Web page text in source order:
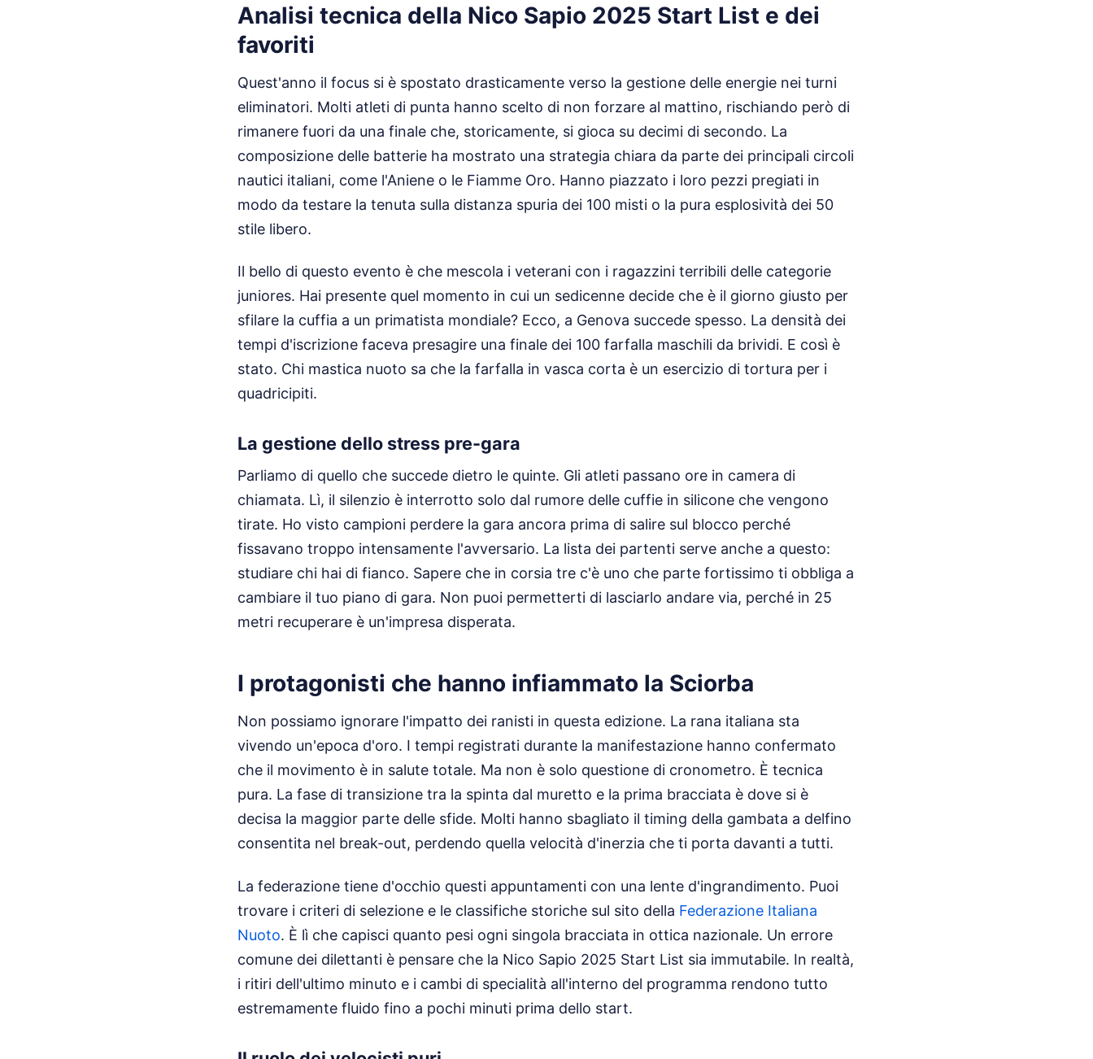
Analisi tecnica della Nico Sapio 2025 Start List e dei
favoriti
Quest'anno il focus si è spostato drasticamente verso la gestione delle energie nei turni
eliminatori. Molti atleti di punta hanno scelto di non forzare al mattino, rischiando però di
rimanere fuori da una finale che, storicamente, si gioca su decimi di secondo. La
composizione delle batterie ha mostrato una strategia chiara da parte dei principali circoli
nautici italiani, come l'Aniene o le Fiamme Oro. Hanno piazzato i loro pezzi pregiati in
modo da testare la tenuta sulla distanza spuria dei 100 misti o la pura esplosività dei 50
stile libero.
Il bello di questo evento è che mescola i veterani con i ragazzini terribili delle categorie
juniores. Hai presente quel momento in cui un sedicenne decide che è il giorno giusto per
sfilare la cuffia a un primatista mondiale? Ecco, a Genova succede spesso. La densità dei
tempi d'iscrizione faceva presagire una finale dei 100 farfalla maschili da brividi. E così è
stato. Chi mastica nuoto sa che la farfalla in vasca corta è un esercizio di tortura per i
quadricipiti.
La gestione dello stress pre-gara
Parliamo di quello che succede dietro le quinte. Gli atleti passano ore in camera di
chiamata. Lì, il silenzio è interrotto solo dal rumore delle cuffie in silicone che vengono
tirate. Ho visto campioni perdere la gara ancora prima di salire sul blocco perché
fissavano troppo intensamente l'avversario. La lista dei partenti serve anche a questo:
studiare chi hai di fianco. Sapere che in corsia tre c'è uno che parte fortissimo ti obbliga a
cambiare il tuo piano di gara. Non puoi permetterti di lasciarlo andare via, perché in 25
metri recuperare è un'impresa disperata.
I protagonisti che hanno infiammato la Sciorba
Non possiamo ignorare l'impatto dei ranisti in questa edizione. La rana italiana sta
vivendo un'epoca d'oro. I tempi registrati durante la manifestazione hanno confermato
che il movimento è in salute totale. Ma non è solo questione di cronometro. È tecnica
pura. La fase di transizione tra la spinta dal muretto e la prima bracciata è dove si è
decisa la maggior parte delle sfide. Molti hanno sbagliato il timing della gambata a delfino
consentita nel break-out, perdendo quella velocità d'inerzia che ti porta davanti a tutti.
La federazione tiene d'occhio questi appuntamenti con una lente d'ingrandimento. Puoi
trovare i criteri di selezione e le classifiche storiche sul sito della Federazione Italiana
Nuoto. È lì che capisci quanto pesi ogni singola bracciata in ottica nazionale. Un errore
comune dei dilettanti è pensare che la Nico Sapio 2025 Start List sia immutabile. In realtà,
i ritiri dell'ultimo minuto e i cambi di specialità all'interno del programma rendono tutto
estremamente fluido fino a pochi minuti prima dello start.